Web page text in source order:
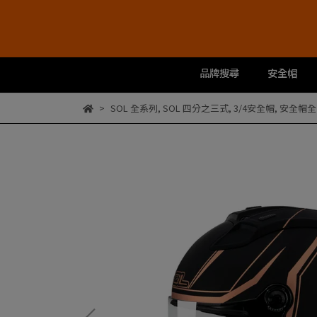
品牌搜尋 安全帽
SOL 全系列, SOL 四分之三式, 3/4安全帽, 安全帽